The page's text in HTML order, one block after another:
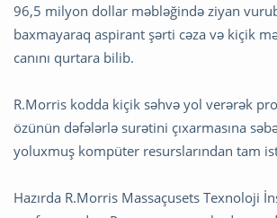
96,5 milyon dollar məbləğində ziyan
baxmayaraq aspirant şərti cəza və kiçik
canını qurtara bilib.
R.Morris kodda kiçik səhvə yol verərək
özünün dəfələrlə surətini çıxarmasına
yoluxmuş kompüter resurslarından tam
Hazırda R.Morris Massaçusets Texnoloji